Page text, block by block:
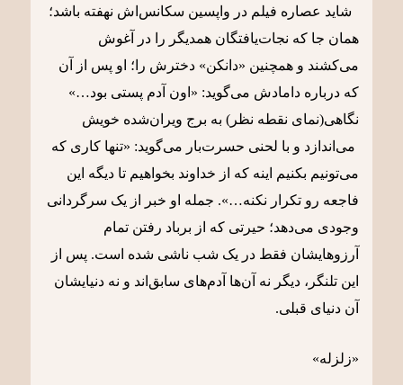
شاید عصاره فیلم در واپسین سکانس‌اش نهفته باشد؛
همان جا که نجات‌یافتگان همدیگر را در آغوش
می‌کشند و همچنین «دانکن» دخترش را؛ او پس از آن
که درباره دامادش می‌گوید: «اون آدم پستی بود…»
نگاهی(نمای نقطه نظر) به برج ویران‌شده خویش
می‌اندازد و با لحنی حسرت‌بار می‌گوید: «تنها کاری که
می‌تونیم بکنیم اینه که از خداوند بخواهیم تا دیگه این
فاجعه رو تکرار نکنه…». جمله او خبر از یک سرگردانی
وجودی می‌دهد؛ حیرتی که از برباد رفتن تمام
آرزوهایشان فقط در یک شب ناشی شده است. پس از
این تلنگر، دیگر نه آن‌ها آدم‌های سابق‌اند و نه دنیایشان
آن دنیای قبلی.
«زلزله»